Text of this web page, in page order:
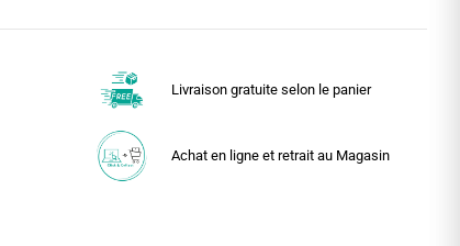
Livraison gratuite selon le panier
Achat en ligne et retrait au Magasin